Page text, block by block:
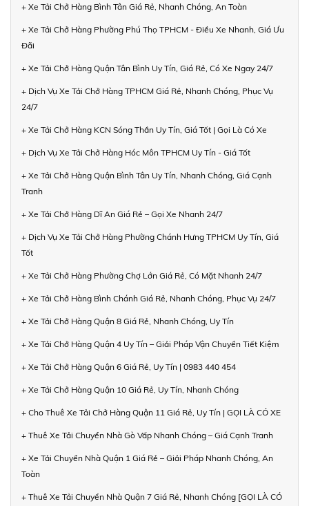
+ Xe Tải Chở Hàng Bình Tân Giá Rẻ, Nhanh Chóng, An Toàn
+ Xe Tải Chở Hàng Phường Phú Thọ TPHCM - Điều Xe Nhanh, Giá Ưu
Đãi
+ Xe Tải Chở Hàng Quận Tân Bình Uy Tín, Giá Rẻ, Có Xe Ngay 24/7
+ Dịch Vụ Xe Tải Chở Hàng TPHCM Giá Rẻ, Nhanh Chóng, Phục Vụ
24/7
+ Xe Tải Chở Hàng KCN Sóng Thần Uy Tín, Giá Tốt | Gọi Là Có Xe
+ Dịch Vụ Xe Tải Chở Hàng Hóc Môn TPHCM Uy Tín - Giá Tốt
+ Xe Tải Chở Hàng Quận Bình Tân Uy Tín, Nhanh Chóng, Giá Cạnh
Tranh
+ Xe Tải Chở Hàng Dĩ An Giá Rẻ – Gọi Xe Nhanh 24/7
+ Dịch Vụ Xe Tải Chở Hàng Phường Chánh Hưng TPHCM Uy Tín, Giá
Tốt
+ Xe Tải Chở Hàng Phường Chợ Lớn Giá Rẻ, Có Mặt Nhanh 24/7
+ Xe Tải Chở Hàng Bình Chánh Giá Rẻ, Nhanh Chóng, Phục Vụ 24/7
+ Xe Tải Chở Hàng Quận 8 Giá Rẻ, Nhanh Chóng, Uy Tín
+ Xe Tải Chở Hàng Quận 4 Uy Tín – Giải Pháp Vận Chuyển Tiết Kiệm
+ Xe Tải Chở Hàng Quận 6 Giá Rẻ, Uy Tín | 0983 440 454
+ Xe Tải Chở Hàng Quận 10 Giá Rẻ, Uy Tín, Nhanh Chóng
+ Cho Thuê Xe Tải Chở Hàng Quận 11 Giá Rẻ, Uy Tín | GỌI LÀ CÓ XE
+ Thuê Xe Tải Chuyển Nhà Gò Vấp Nhanh Chóng – Giá Cạnh Tranh
+ Xe Tải Chuyển Nhà Quận 1 Giá Rẻ – Giải Pháp Nhanh Chóng, An
Toàn
+ Thuê Xe Tải Chuyển Nhà Quận 7 Giá Rẻ, Nhanh Chóng [GỌI LÀ CÓ